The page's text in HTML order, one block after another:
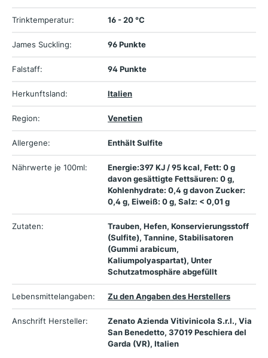
Trinktemperatur: 16 - 20 °C
James Suckling: 96 Punkte
Falstaff: 94 Punkte
Herkunftsland: Italien
Region: Venetien
Allergene: Enthält Sulfite
Nährwerte je 100ml:
Energie:397 KJ / 95 kcal, Fett: 0 g
davon gesättigte Fettsäuren: 0 g,
Kohlenhydrate: 0,4 g davon Zucker:
0,4 g, Eiweiß: 0 g, Salz: < 0,01 g
Zutaten:
Trauben, Hefen, Konservierungsstoff
(Sulfite), Tannine, Stabilisatoren
(Gummi arabicum,
Kaliumpolyaspartat), Unter
Schutzatmosphäre abgefüllt
Lebensmittelangaben: Zu den Angaben des Herstellers
Anschrift Hersteller:
Zenato Azienda Vitivinicola S.r.l., Via
San Benedetto, 37019 Peschiera del
Garda (VR), Italien